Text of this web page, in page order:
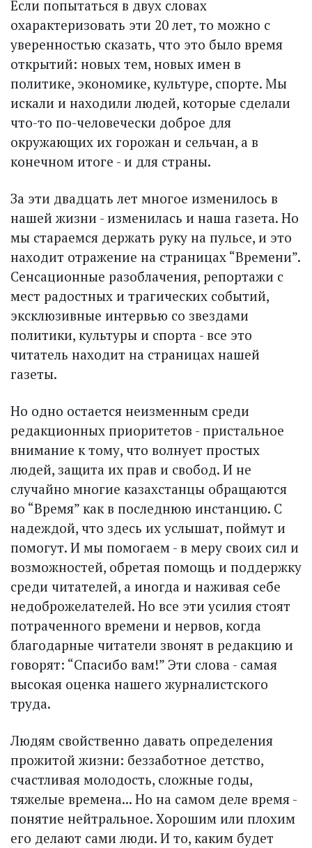
Если попытаться в двух словах
охарактеризовать эти 20 лет, то можно с
уверенностью сказать, что это было время
открытий: новых тем, новых имен в
политике, экономике, культуре, спорте. Мы
искали и находили людей, которые сделали
что-то по-человечески доброе для
окружающих их горожан и сельчан, а в
конечном итоге - и для страны.
За эти двадцать лет многое изменилось в
нашей жизни - изменилась и наша газета. Но
мы стараемся держать руку на пульсе, и это
находит отражение на страницах “Времени”.
Сенсационные разоблачения, репортажи с
мест радостных и трагических событий,
эксклюзивные интервью со звез­дами
политики, культуры и спорта - все это
читатель находит на страницах нашей
газеты.
Но одно остается неизменным среди
редакционных приоритетов - пристальное
внимание к тому, что волнует простых
людей, защита их прав и свобод. И не
случайно многие казахстанцы обращаются
во “Время” как в последнюю инстанцию. С
надеждой, что здесь их услышат, поймут и
помогут. И мы помогаем - в меру своих сил и
возможностей, обретая помощь и поддержку
среди читателей, а иногда и наживая себе
недоброжелателей. Но все эти усилия стоят
потраченного времени и нер­вов, когда
благодарные читатели звонят в редакцию и
говорят: “Спасибо вам!” Эти слова - самая
высокая оценка нашего журналистского
труда.
Людям свойственно давать определения
прожитой жизни: беззаботное детство,
счастливая молодость, сложные годы,
тяжелые времена... Но на самом деле время -
понятие нейтральное. Хорошим или плохим
его делают сами люди. И то, каким будет